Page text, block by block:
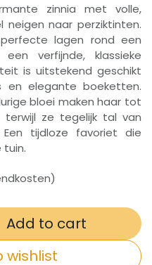
zinnia met volle,
naar perziktinten.
lagen rond een
verfijnde, klassieke
is uitstekend geschikt
en elegante boeketten.
bloei maken haar tot
terwijl ze tegelijk tal van
tijdloze favoriet die
Add to cart
wishlist